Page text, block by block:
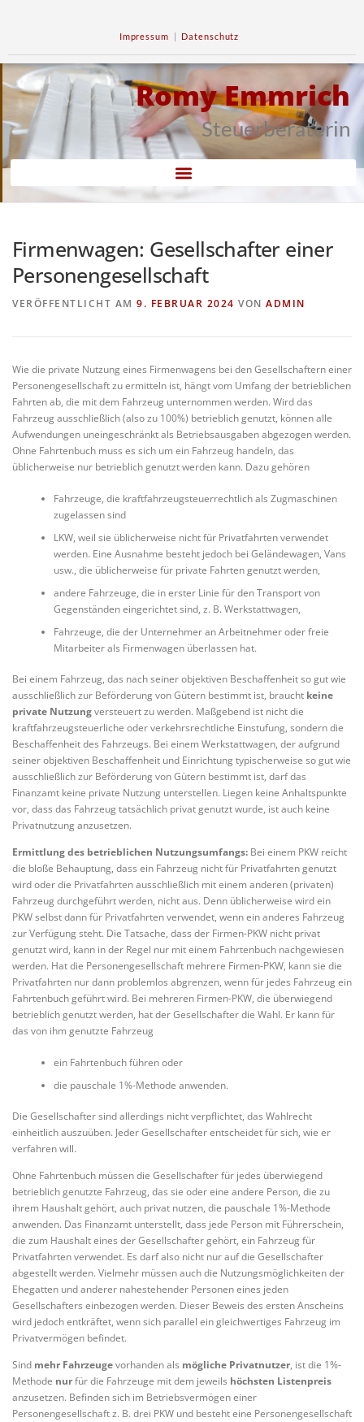
Impressum | Datenschutz
Romy Emmrich
Steuerberaterin
Firmenwagen: Gesellschafter einer
Personengesellschaft
VERÖFFENTLICHT AM 9. FEBRUAR 2024 VON ADMIN
Wie die private Nutzung eines Firmenwagens bei den Gesellschaftern einer
Personengesellschaft zu ermitteln ist, hängt vom Umfang der betrieblichen
Fahrten ab, die mit dem Fahrzeug unternommen werden. Wird das
Fahrzeug ausschließlich (also zu 100%) betrieblich genutzt, können alle
Aufwendungen uneingeschränkt als Betriebsausgaben abgezogen werden.
Ohne Fahrtenbuch muss es sich um ein Fahrzeug handeln, das
üblicherweise nur betrieblich genutzt werden kann. Dazu gehören
Fahrzeuge, die kraftfahrzeugsteuerrechtlich als Zugmaschinen
zugelassen sind
LKW, weil sie üblicherweise nicht für Privatfahrten verwendet
werden. Eine Ausnahme besteht jedoch bei Geländewagen, Vans
usw., die üblicherweise für private Fahrten genutzt werden,
andere Fahrzeuge, die in erster Linie für den Transport von
Gegenständen eingerichtet sind, z. B. Werkstattwagen,
Fahrzeuge, die der Unternehmer an Arbeitnehmer oder freie
Mitarbeiter als Firmenwagen überlassen hat.
Bei einem Fahrzeug, das nach seiner objektiven Beschaffenheit so gut wie
ausschließlich zur Beförderung von Gütern bestimmt ist, braucht keine
private Nutzungversteuert zu werden. Maßgebend ist nicht die
kraftfahrzeugsteuerliche oder verkehrsrechtliche Einstufung, sondern die
Beschaffenheit des Fahrzeugs. Bei einem Werkstattwagen, der aufgrund
seiner objektiven Beschaffenheit und Einrichtung typischerweise so gut wie
ausschließlich zur Beförderung von Gütern bestimmt ist, darf das
Finanzamt keine private Nutzung unterstellen. Liegen keine Anhaltspunkte
vor, dass das Fahrzeug tatsächlich privat genutzt wurde, ist auch keine
Privatnutzung anzusetzen.
Ermittlung des betrieblichen Nutzungsumfangs: Bei einem PKW reicht
die bloße Behauptung, dass ein Fahrzeug nicht für Privatfahrten genutzt
wird oder die Privatfahrten ausschließlich mit einem anderen (privaten)
Fahrzeug durchgeführt werden, nicht aus. Denn üblicherweise wird ein
PKW selbst dann für Privatfahrten verwendet, wenn ein anderes Fahrzeug
zur Verfügung steht. Die Tatsache, dass der Firmen-PKW nicht privat
genutzt wird, kann in der Regel nur mit einem Fahrtenbuch nachgewiesen
werden. Hat die Personengesellschaft mehrere Firmen-PKW, kann sie die
Privatfahrten nur dann problemlos abgrenzen, wenn für jedes Fahrzeug ein
Fahrtenbuch geführt wird. Bei mehreren Firmen-PKW, die überwiegend
betrieblich genutzt werden, hat der Gesellschafter die Wahl. Er kann für
das von ihm genutzte Fahrzeug
ein Fahrtenbuch führen oder
die pauschale 1%-Methode anwenden.
Die Gesellschafter sind allerdings nicht verpflichtet, das Wahlrecht
einheitlich auszuüben. Jeder Gesellschafter entscheidet für sich, wie er
verfahren will.
Ohne Fahrtenbuch müssen die Gesellschafter für jedes überwiegend
betrieblich genutzte Fahrzeug, das sie oder eine andere Person, die zu
ihrem Haushalt gehört, auch privat nutzen, die pauschale 1%-Methode
anwenden. Das Finanzamt unterstellt, dass jede Person mit Führerschein,
die zum Haushalt eines der Gesellschafter gehört, ein Fahrzeug für
Privatfahrten verwendet. Es darf also nicht nur auf die Gesellschafter
abgestellt werden. Vielmehr müssen auch die Nutzungsmöglichkeiten der
Ehegatten und anderer nahestehender Personen eines jeden
Gesellschafters einbezogen werden. Dieser Beweis des ersten Anscheins
wird jedoch entkräftet, wenn sich parallel ein gleichwertiges Fahrzeug im
Privatvermögen befindet.
Sind mehr Fahrzeugevorhanden als mögliche Privatnutzer, ist die 1%-
Methode nurfür die Fahrzeuge mit dem jeweils höchsten Listenpreis
anzusetzen. Befinden sich im Betriebsvermögen einer
Personengesellschaft z. B. drei PKW und besteht eine Personengesellschaft